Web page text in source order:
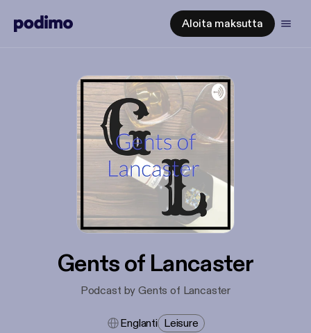
Aloita maksutta
Gents of Lancaster
Podcast by Gents of Lancaster
Englanti Leisure